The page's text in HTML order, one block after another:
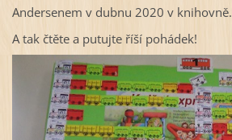
Andersenem v dubnu 2020 v knihovně.
A tak čtěte a putujte říší pohádek!